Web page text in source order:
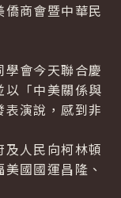
商會暨中華民
會今天聯合慶
「中美關係與
演說，感到非
人民向柯林頓
國國運昌隆、